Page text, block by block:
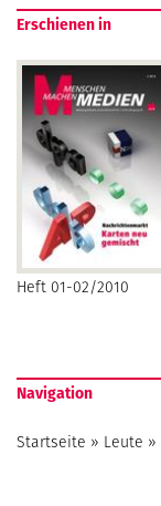
Erschienen in
Heft 01-02/2010
Navigation
Startseite » Leute »